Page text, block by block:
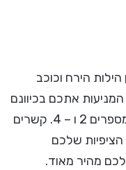
הילות הירח וכוכב
המניעות אתכם בכיוונם
של אנשים ומקומות המושפעים מן המספרים 2 ו – 4. קשרים
שלכם
מהיר מאוד.